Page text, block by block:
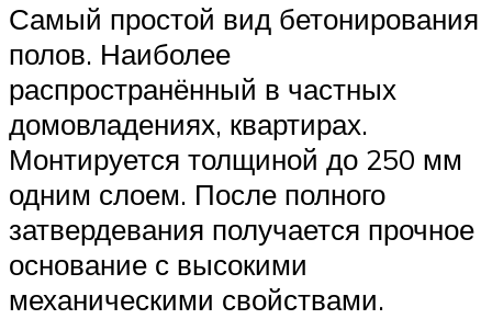
Самый простой вид бетонирования
полов. Наиболее
распространённый в частных
домовладениях, квартирах.
Монтируется толщиной до 250 мм
одним слоем. После полного
затвердевания получается прочное
основание с высокими
механическими свойствами.